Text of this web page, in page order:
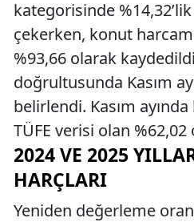
kategorisinde
çekerken, konut
%93,66 olarak
doğrultusunda Kasım
belirlendi. Kasım ayında
TÜFE verisi olan %62,02
2024 VE 2025
HARÇLARI
Yeniden değerleme